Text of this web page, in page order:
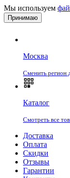
Мы используем
Принимаю
Москва
Сменить регион
Каталог
Смотреть все
Доставка
Оплата
Скидки
Отзывы
Гарантии